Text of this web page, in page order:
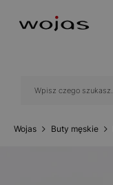
Wojas Buty męskie